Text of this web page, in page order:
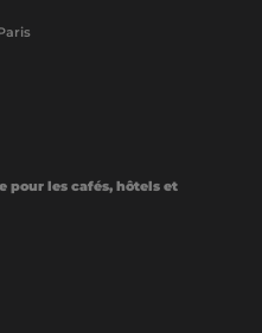
pour les cafés, hôtels et